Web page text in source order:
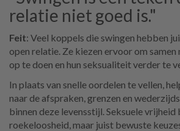
relatie niet goed is."
Feit: Veel koppels die swingen hebben
open relatie. Ze kiezen ervoor om samen
op te doen en hun seksualiteit verder te
In plaats van snelle oordelen te vellen,
naar de afspraken, grenzen en
binnen deze levensstijl. Seksuele
roekeloosheid, maar juist bewuste